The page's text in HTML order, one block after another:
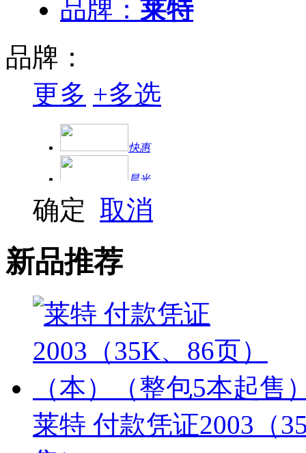
品牌： 莱特
品牌：
更多 +多选
快惠
晨光
得力
龙升
莱特
凯牌
亚信
全兴
确定 取消
新品推荐
莱特 付款凭证2003（